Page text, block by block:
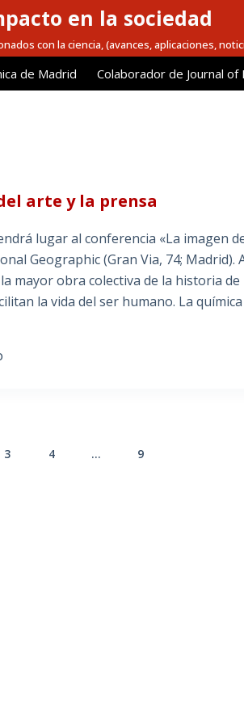
en la sociedad
con la ciencia, (avances, aplicaciones,
de Madrid Colaborador de Journal of
arte y la prensa
lugar al conferencia «La imagen
Geographic (Gran Via, 74; Madrid).
mayor obra colectiva de la historia
la vida del ser humano. La
3 4 … 9